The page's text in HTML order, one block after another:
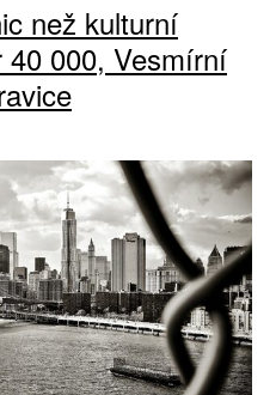
než kulturní
000, Vesmírní